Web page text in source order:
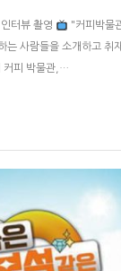
터뷰 촬영
"커피박물
는 사람들을 소개하고 취
커피 박물관,…